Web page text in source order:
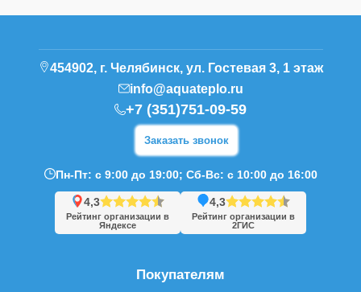
Покупателям
454902, г. Челябинск, ул. Гостевая 3, 1 этаж
info@aquateplo.ru
+7 (351)751-09-59
Заказать звонок
Пн-Пт: с 9:00 до 19:00; Сб-Вс: с 10:00 до 16:00
4,3
Рейтинг организации в
Яндексе
4,3
Рейтинг организации в
2ГИС